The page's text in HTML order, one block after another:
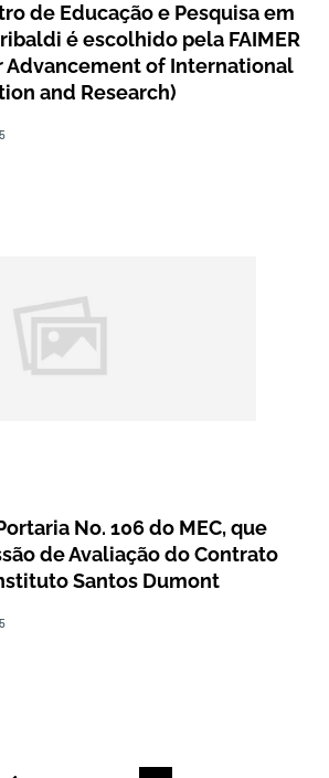
de Educação e Pesquisa em
é escolhido pela FAIMER
Advancement of International
and Research)
No. 106 do MEC, que
de Avaliação do Contrato
Santos Dumont